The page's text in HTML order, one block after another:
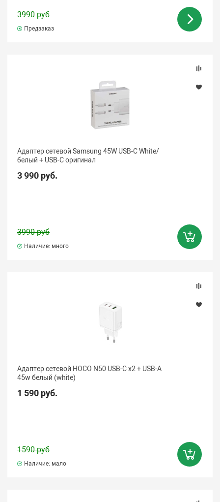
3990 руб
Предзаказ
Адаптер сетевой Samsung 45W USB-C White/
белый + USB-C оригинал
3 990 руб.
3990 руб
Наличие: много
Адаптер сетевой HOCO N50 USB-C x2 + USB-A
45w белый (white)
1 590 руб.
1590 руб
Наличие: мало